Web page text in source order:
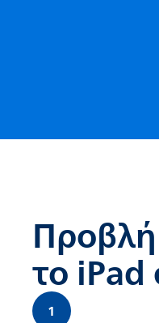
το
1